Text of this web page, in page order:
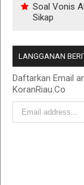
Soal Vonis
Sikap
LANGGANAN
Daftarkan Email
KoranRiau.Co